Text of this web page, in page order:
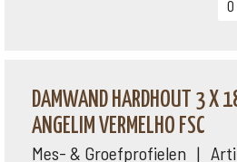
DAMWAND HARDHOUT 3 X
ANGELIM VERMELHO FSC
Mes- & Groefprofielen |